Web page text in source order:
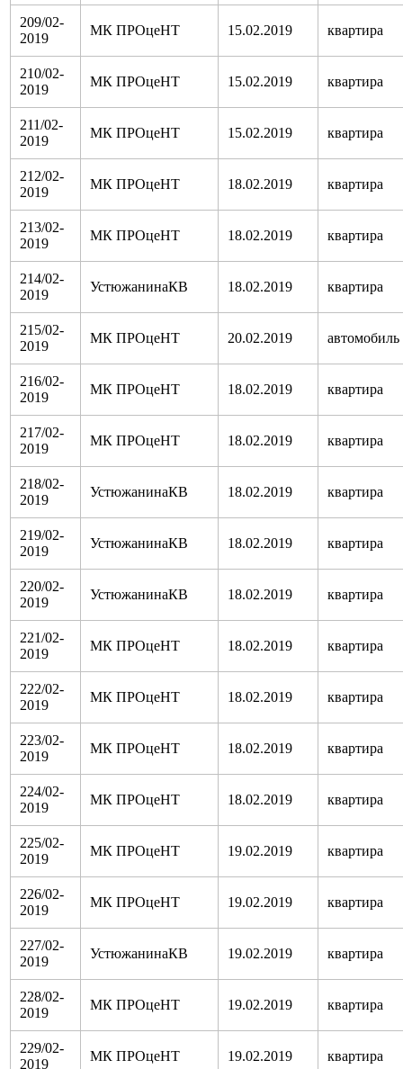
209/02-
2019
МК ПРОцеНТ 15.02.2019 квартира
210/02-
2019
МК ПРОцеНТ 15.02.2019 квартира
211/02-
2019
МК ПРОцеНТ 15.02.2019 квартира
212/02-
2019
МК ПРОцеНТ 18.02.2019 квартира
213/02-
2019
МК ПРОцеНТ 18.02.2019 квартира
214/02-
2019
УстюжанинаКВ 18.02.2019 квартира
215/02-
2019
МК ПРОцеНТ 20.02.2019 автомобиль
216/02-
2019
МК ПРОцеНТ 18.02.2019 квартира
217/02-
2019
МК ПРОцеНТ 18.02.2019 квартира
218/02-
2019
УстюжанинаКВ 18.02.2019 квартира
219/02-
2019
УстюжанинаКВ 18.02.2019 квартира
220/02-
2019
УстюжанинаКВ 18.02.2019 квартира
221/02-
2019
МК ПРОцеНТ 18.02.2019 квартира
222/02-
2019
МК ПРОцеНТ 18.02.2019 квартира
223/02-
2019
МК ПРОцеНТ 18.02.2019 квартира
224/02-
2019
МК ПРОцеНТ 18.02.2019 квартира
225/02-
2019
МК ПРОцеНТ 19.02.2019 квартира
226/02-
2019
МК ПРОцеНТ 19.02.2019 квартира
227/02-
2019
УстюжанинаКВ 19.02.2019 квартира
228/02-
2019
МК ПРОцеНТ 19.02.2019 квартира
229/02-
2019
МК ПРОцеНТ 19.02.2019 квартира